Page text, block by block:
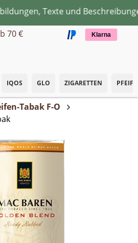
Texte und
70 €
Klarna
IQOS GLO ZIGARETTEN
Tabak F-O